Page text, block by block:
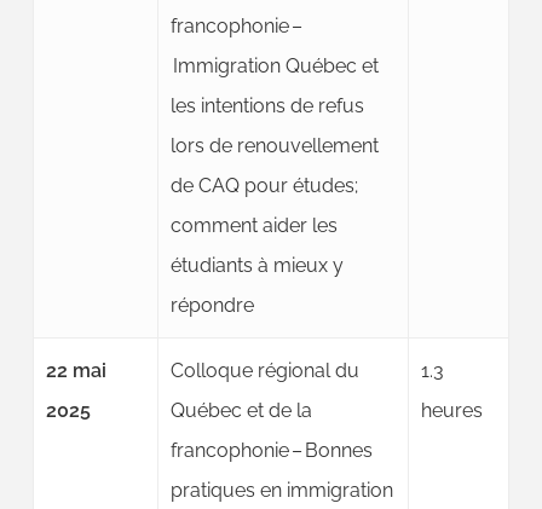
francophonie –
Immigration Québec et
les intentions de refus
lors de renouvellement
de CAQ pour études;
comment aider les
étudiants à mieux y
répondre
22 mai
2025
Colloque régional du
Québec et de la
francophonie – Bonnes
pratiques en immigration
1.3
heures